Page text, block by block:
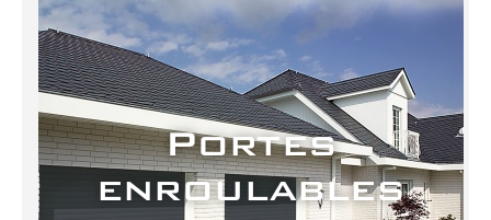
Portes
enroulables